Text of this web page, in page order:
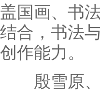
盖国画、书
结合，书法
创作能力。
殷雪原、